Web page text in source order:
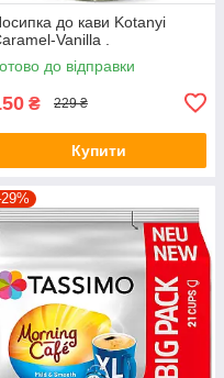
до кави Kotanyi
Vanilla .
до відправки
₴ 229 ₴
Купити